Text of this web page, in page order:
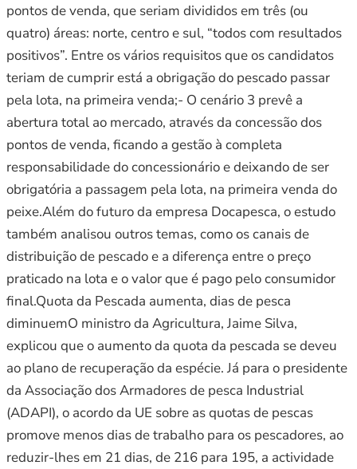
pontos de venda, que seriam divididos em três (ou
quatro) áreas: norte, centro e sul, “todos com resultados
positivos”. Entre os vários requisitos que os candidatos
teriam de cumprir está a obrigação do pescado passar
pela lota, na primeira venda;- O cenário 3 prevê a
abertura total ao mercado, através da concessão dos
pontos de venda, ficando a gestão à completa
responsabilidade do concessionário e deixando de ser
obrigatória a passagem pela lota, na primeira venda do
peixe.Além do futuro da empresa Docapesca, o estudo
também analisou outros temas, como os canais de
distribuição de pescado e a diferença entre o preço
praticado na lota e o valor que é pago pelo consumidor
final.Quota da Pescada aumenta, dias de pesca
diminuemO ministro da Agricultura, Jaime Silva,
explicou que o aumento da quota da pescada se deveu
ao plano de recuperação da espécie. Já para o presidente
da Associação dos Armadores de pesca Industrial
(ADAPI), o acordo da UE sobre as quotas de pescas
promove menos dias de trabalho para os pescadores, ao
reduzir-lhes em 21 dias, de 216 para 195, a actividade